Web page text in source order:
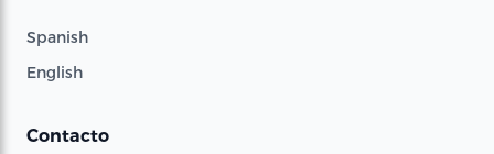
Spanish
English
Contacto